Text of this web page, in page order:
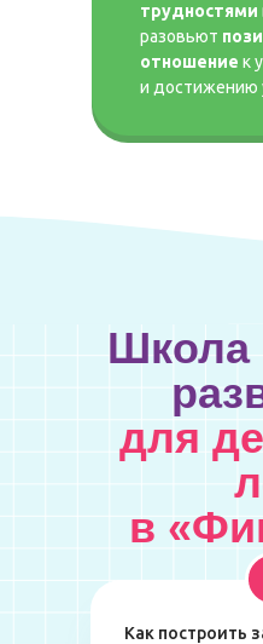
трудностями
разовьют
отношение к
и достижению
Как построить
Школа
для
в